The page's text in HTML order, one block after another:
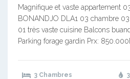
Magnifique et vaste appartement
BONANDJO DLA1 03 chambre
01 très vaste cuisine Balcons
Parking forage gardin Prx:
3 Chambres